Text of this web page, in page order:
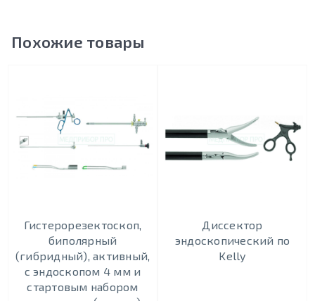
Похожие товары
Гистерорезектоскоп,
биполярный
(гибридный), активный,
с эндоскопом 4 мм и
стартовым набором
Диссектор
эндоскопический по
Kelly